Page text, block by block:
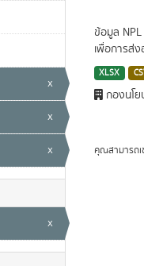
x
x
x
x
ข้อมูล
เพื่อการส่ง
XLSX
กองนโย
คุณสามารถ